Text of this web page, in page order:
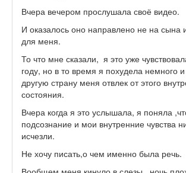
Вчера вечером прослушала своё видео.
И оказалось оно направлено не на сына
для меня.
То что мне сказали, я это уже
году, но в то время я похудела немного
другую страну меня отвлек от этого
состояния.
Вчера когда я это услышала, я поняла
подсознание и мои внутренние чувства
исчезли.
Не хочу писать,о чем именно была речь.